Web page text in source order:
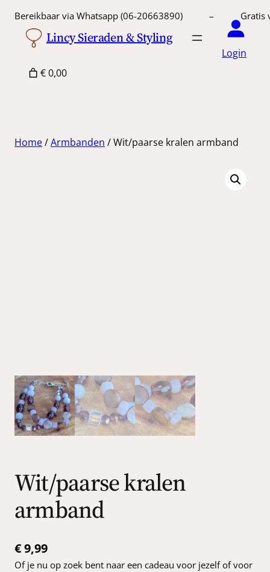
GaBereikbaar via Whatsapp (06-20663890) –
Lincy Sieraden & Styling
Login
€ 0,00
Home/Armbanden / Wit/paarse kralen armband
Wit/paarse kralen
armband
€9,99
Of je nu op zoek bent naar een cadeau voor jezelf of voor